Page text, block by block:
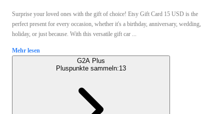
Surprise your loved ones with the gift of choice! Etsy Gift Card 15 USD is the
perfect present for every occasion, whether it's a birthday, anniversary, wedding,
holiday, or just because. With this versatile gift car ...
Mehr lesen
G2A Plus
Pluspunkte sammeln:13